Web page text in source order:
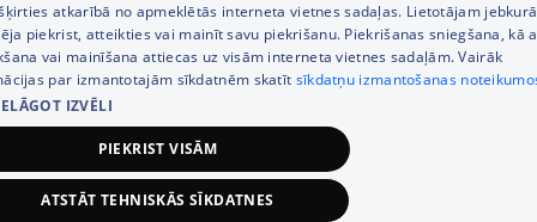
ENGLISH
atkarībā no apmeklētās interneta vietnes sadaļas. Lietotājam
piekrist, atteikties vai mainīt savu piekrišanu. Piekrišanas sniegšana, kā
vai mainīšana attiecas uz visām interneta vietnes sadaļām. Vairāk
par izmantotajām sīkdatnēm skatīt sīkdatņu izmantošanas
IZVĒLI
PIEKRIST VISĀM
ATSTĀT TEHNISKĀS SĪKDATNES